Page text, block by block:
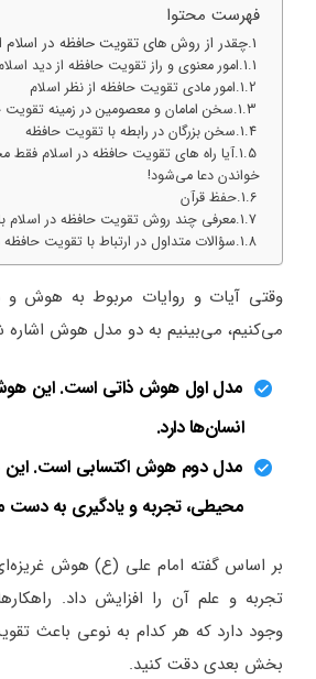
فهرست محتوا
چقدر از روش های تقویت حافظه در اسلام
امور معنوی و راز تقویت حافظه از دید
امور مادی تقویت حافظه از نظر اسلام
سخن امامان و معصومین در زمینه تقویت
سخن بزرگان در رابطه با تقویت حافظه
آیا راه های تقویت حافظه در اسلام فقط
خواندن دعا می‌شود!
حفظ قرآن
معرفی چند روش تقویت حافظه در
سؤالات متداول در ارتباط با تقویت حافظه
وقتی آیات و روایات مربوط به هوش و
می‌کنیم، می‌بینیم به دو مدل هوش اشاره
مدل اول هوش ذاتی است. این
انسان‌ها دارد.
مدل دوم هوش اکتسابی است.
محیطی، تجربه و یادگیری به دست
بر اساس گفته امام علی (ع) هوش
تجربه و علم آن را افزایش داد.
وجود دارد که هر کدام به نوعی باعث
بخش بعدی دقت کنید.